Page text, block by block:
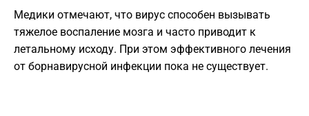
Медики отмечают, что вирус способен вызывать
тяжелое воспаление мозга и часто приводит к
летальному исходу. При этом эффективного лечения
от борнавирусной инфекции пока не существует.